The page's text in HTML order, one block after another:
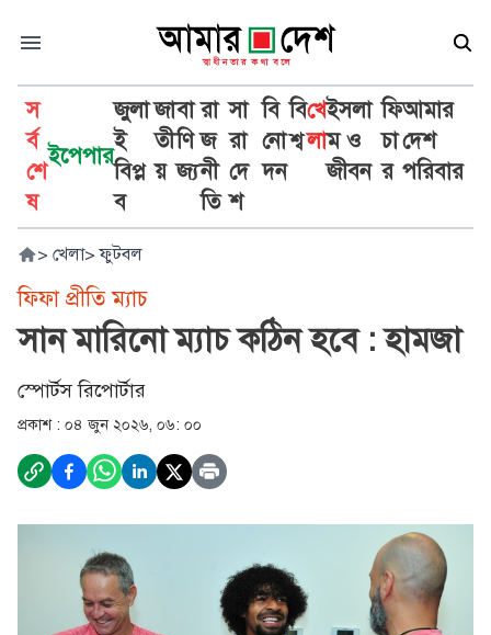
স
র্ব
শে
ষ
ইপেপার
জুলা
ই
বিপ্ল
ব
জা
তী
য়
বা
ণি
জ্য
রা
জ
নী
তি
সা
রা
দে
শ
বি
নো
দন
বি
শ্ব
খে
লা
ইসলা
ম ও
জীবন
ফি
চা
র
আমার
দেশ
পরিবার
> খেলা> ফুটবল
ফিফা প্রীতি ম্যাচ
সান মারিনো ম্যাচ কঠিন হবে : হামজা
স্পোর্টস রিপোর্টার
প্রকাশ : ০৪ জুন ২০২৬, ০৬: ০০